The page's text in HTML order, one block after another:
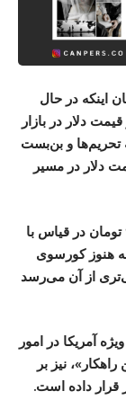
اینکه در حال
دلار در بازار
تحریم‌ها و بن‌بست
دلار در مسیر
به گفته او، در نخستین هفته آذر، قیمت دلار ۹۸۰ تومان در قیاس با
و «گرچه هنوز کورسوی
از آن می‌رسد
آمریکا در امور
نیز بر
قرار داده است.